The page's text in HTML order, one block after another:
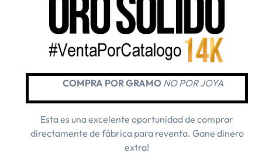
COMPRA POR GRAMO NO POR JOYA
Esta es una excelente oportunidad de comprar
directamente de fábrica para reventa. Gane dinero
extra!